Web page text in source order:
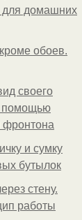
для домашних
обоев.
своего
помощью
фронтона
и сумку
бутылок
стену.
работы